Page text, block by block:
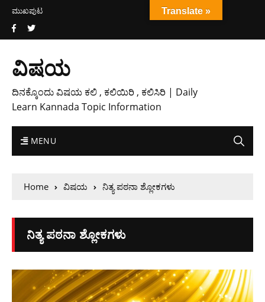
ಮುಖಪುಟ
ವಿಷಯ
ದಿನಕ್ಕೊಂದು ವಿಷಯ ಕಲಿ , ಕಲಿಯಿರಿ , ಕಲಿಸಿರಿ | Daily
Learn Kannada Topic Information
MENU
Home ವಿಷಯ ನಿತ್ಯ ಪಠನಾ ಶ್ಲೋಕಗಳು
ನಿತ್ಯ ಪಠನಾ ಶ್ಲೋಕಗಳು
Translate »